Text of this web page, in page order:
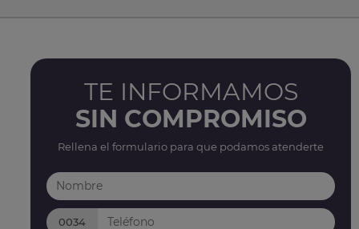
TE INFORMAMOS
SIN COMPROMISO
Rellena el formulario para que podamos atenderte
0034